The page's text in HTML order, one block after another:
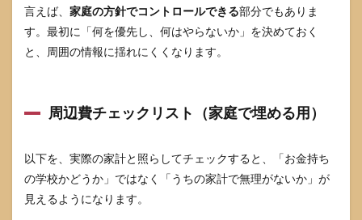
クシ
は3つ
だけ
ある
質問
白百
合学
園は
本当
言えば、 家庭の方針でコントロールできる部分でもありま
す。最初に「何を優先し、何はやらないか」を決めておく
と、周囲の情報に揺れにくくなります。
周辺費チェックリスト（家庭で埋める用）
以下を、実際の家計と照らしてチェックすると、「お金持ち
の学校かどうか」ではなく「うちの家計で無理がないか」が
見えるようになります。